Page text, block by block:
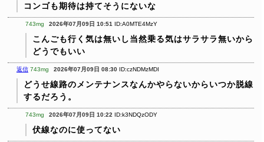
コンゴも期待は持てそうにないな
743mg 2026年07月09日 10:51 ID:A0MTE4MzY
こんごも行く気は無いし当然乗る気はサラサラ無いから
どうでもいい
返信 743mg 2026年07月09日 08:30 ID:czNDMzMDI
どうせ線路のメンテナンスなんかやらないからいつか脱線
するだろう。
743mg 2026年07月09日 10:22 ID:k3NDQzODY
伏線なのに使ってない